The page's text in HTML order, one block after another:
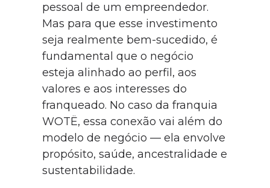
pessoal de um empreendedor.
Mas para que esse investimento
seja realmente bem-sucedido, é
fundamental que o negócio
esteja alinhado ao perfil, aos
valores e aos interesses do
franqueado. No caso da franquia
WOTË, essa conexão vai além do
modelo de negócio — ela envolve
propósito, saúde, ancestralidade e
sustentabilidade.